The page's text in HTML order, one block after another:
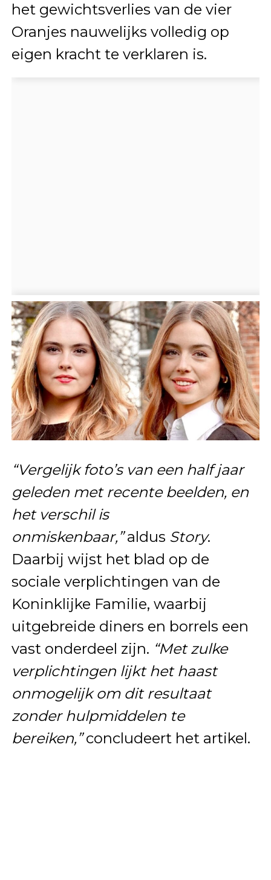
het gewichtsverlies van de vier
Oranjes nauwelijks volledig op
eigen kracht te verklaren is.
“Vergelijk foto’s van een half jaar
geleden met recente beelden, en
het verschil is
onmiskenbaar,”aldus Story.
Daarbij wijst het blad op de
sociale verplichtingen van de
Koninklijke Familie, waarbij
uitgebreide diners en borrels een
vast onderdeel zijn. “Met zulke
verplichtingen lijkt het haast
onmogelijk om dit resultaat
zonder hulpmiddelen te
bereiken,”concludeert het artikel.